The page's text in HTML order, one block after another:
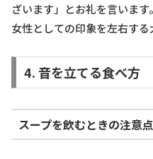
ざいます」とお礼を言いま
女性としての印象を左右する
4. 音を立てる食べ方
スープを飲むときの注意点